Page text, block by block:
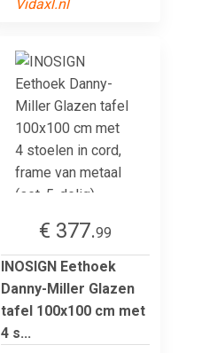
Vidaxl.nl
€ 377.99
INOSIGN Eethoek
Danny-Miller Glazen
tafel 100x100 cm met
4 s...